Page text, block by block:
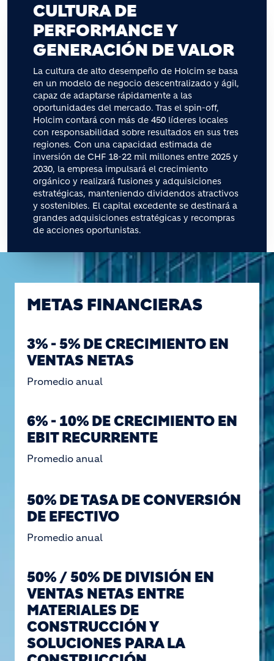
CULTURA DE
PERFORMANCE Y
GENERACIÓN DE VALOR
La cultura de alto desempeño de Holcim se basa
en un modelo de negocio descentralizado y ágil,
capaz de adaptarse rápidamente a las
oportunidades del mercado. Tras el spin-off,
Holcim contará con más de 450 líderes locales
con responsabilidad sobre resultados en sus tres
regiones. Con una capacidad estimada de
inversión de CHF 18-22 mil millones entre 2025 y
2030, la empresa impulsará el crecimiento
orgánico y realizará fusiones y adquisiciones
estratégicas, manteniendo dividendos atractivos
y sostenibles. El capital excedente se destinará a
grandes adquisiciones estratégicas y recompras
de acciones oportunistas.
METAS FINANCIERAS
3% - 5% DE CRECIMIENTO EN
VENTAS NETAS
Promedio anual
6% - 10% DE CRECIMIENTO EN
EBIT RECURRENTE
Promedio anual
50% DE TASA DE CONVERSIÓN
DE EFECTIVO
Promedio anual
50% / 50% DE DIVISIÓN EN
VENTAS NETAS ENTRE
MATERIALES DE
CONSTRUCCIÓN Y
SOLUCIONES PARA LA